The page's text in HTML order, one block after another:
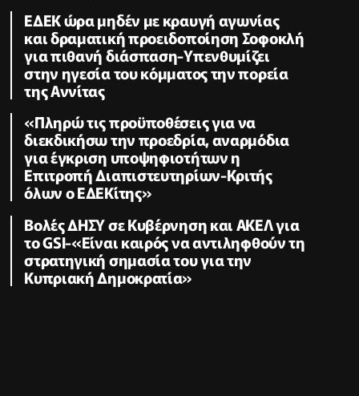
ΕΔΕΚ ώρα μηδέν με κραυγή αγωνίας
και δραματική προειδοποίηση Σοφοκλή
για πιθανή διάσπαση-Υπενθυμίζει
στην ηγεσία του κόμματος την πορεία
της Αννίτας
«Πληρώ τις προϋποθέσεις για να
διεκδικήσω την προεδρία, αναρμόδια
για έγκριση υποψηφιοτήτων η
Επιτροπή Διαπιστευτηρίων-Κριτής
όλων ο ΕΔΕΚίτης»
Βολές ΔΗΣΥ σε Κυβέρνηση και ΑΚΕΛ για
το GSI-«Είναι καιρός να αντιληφθούν τη
στρατηγική σημασία του για την
Κυπριακή Δημοκρατία»